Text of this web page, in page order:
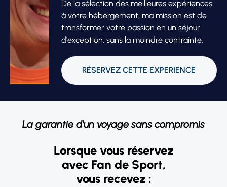
De la sélection des meilleures expériences
à votre hébergement, ma mission est de
transformer votre passion en un séjour
d'exception, sans la moindre contrainte.
RÉSERVEZ CETTE EXPERIENCE
La garantie d'un voyage sans compromis
Lorsque vous réservez
avec Fan de Sport,
vous recevez :